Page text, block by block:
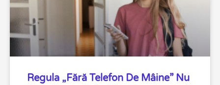
Regula „fără Telefon De Mâine” Nu